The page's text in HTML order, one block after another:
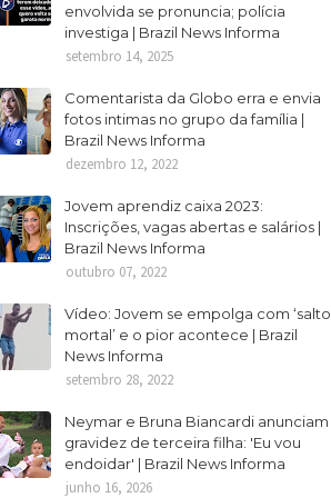
envolvida se pronuncia; polícia
investiga | Brazil News Informa
setembro 14, 2025
Comentarista da Globo erra e envia
fotos intimas no grupo da família |
Brazil News Informa
dezembro 12, 2022
Jovem aprendiz caixa 2023:
Inscrições, vagas abertas e salários |
Brazil News Informa
outubro 07, 2022
Vídeo: Jovem se empolga com ‘salto
mortal’ e o pior acontece | Brazil
News Informa
setembro 28, 2022
Neymar e Bruna Biancardi anunciam
gravidez de terceira filha: 'Eu vou
endoidar' | Brazil News Informa
junho 16, 2026